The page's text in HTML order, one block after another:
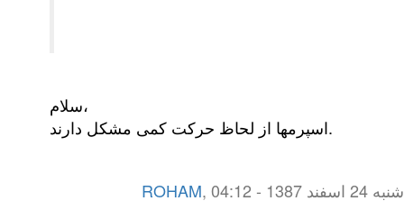
سلام،
اسپرمها از لحاظ حرکت کمی مشکل دارند.
ROHAM, شنبه 24 اسفند 1387 - 04:12